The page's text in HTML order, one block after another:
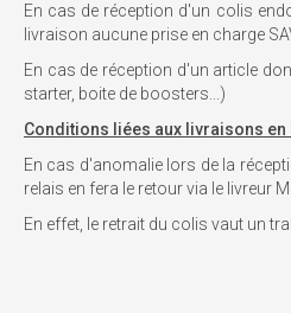
En cas de réception d'un colis
livraison aucune prise en charge
En cas de réception d'un article
starter, boite de boosters...)
Conditions liées aux livraisons en
En cas d'anomalie lors de la
relais en fera le retour via le livreur
En effet, le retrait du colis vaut un